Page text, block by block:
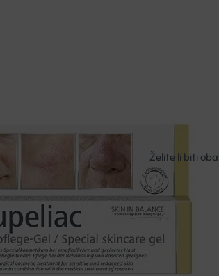
Coupeliac
ublažava